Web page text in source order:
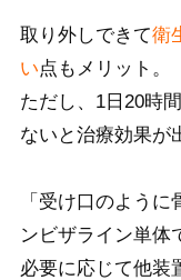
取り外しできて衛
い点もメリット。
ただし、1日20時
ないと治療効果が
「受け口のよう
ンビザライン単体
必要に応じて他装